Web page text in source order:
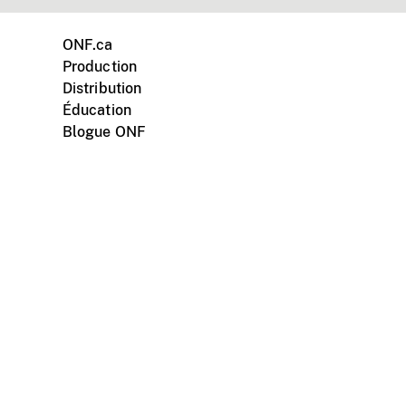
ONF.ca
Production
Distribution
Éducation
Blogue ONF